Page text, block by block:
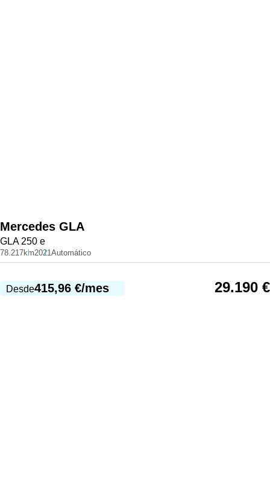
Mercedes GLA
GLA 250 e
78.217km2021Automático
Desde415,96 €/mes 29.190 €